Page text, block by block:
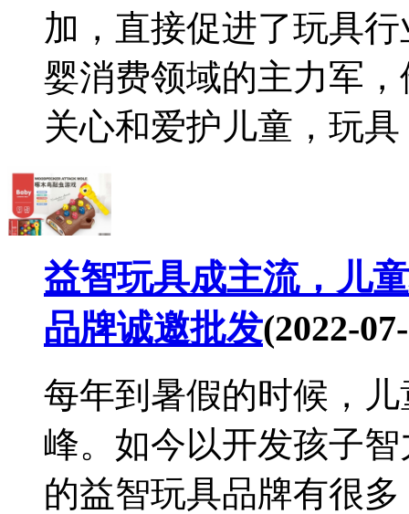
加，直接促进了玩具
婴消费领域的主力军
关心和爱护儿童，玩
益智玩具成主流，儿
品牌诚邀批发(2022-
每年到暑假的时候，
峰。如今以开发孩子
的益智玩具品牌有很